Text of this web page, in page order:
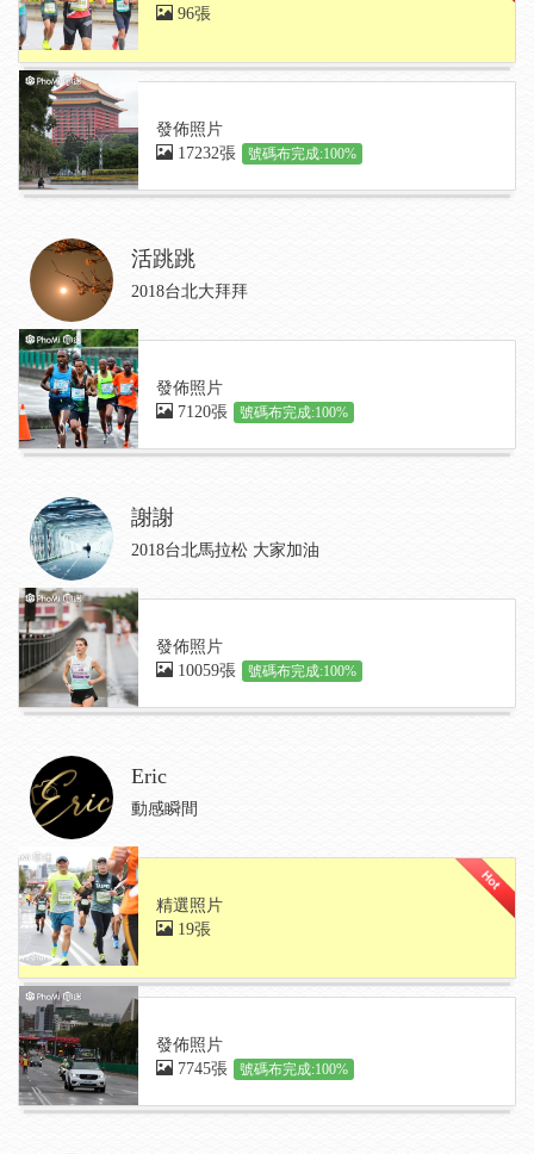
96張
發佈照片
17232張
號碼布完成:100%
活跳跳
2018台北大拜拜
發佈照片
7120張
號碼布完成:100%
謝謝
2018台北馬拉松 大家加油
發佈照片
10059張
號碼布完成:100%
Eric
動感瞬間
精選照片
19張
發佈照片
7745張
號碼布完成:100%